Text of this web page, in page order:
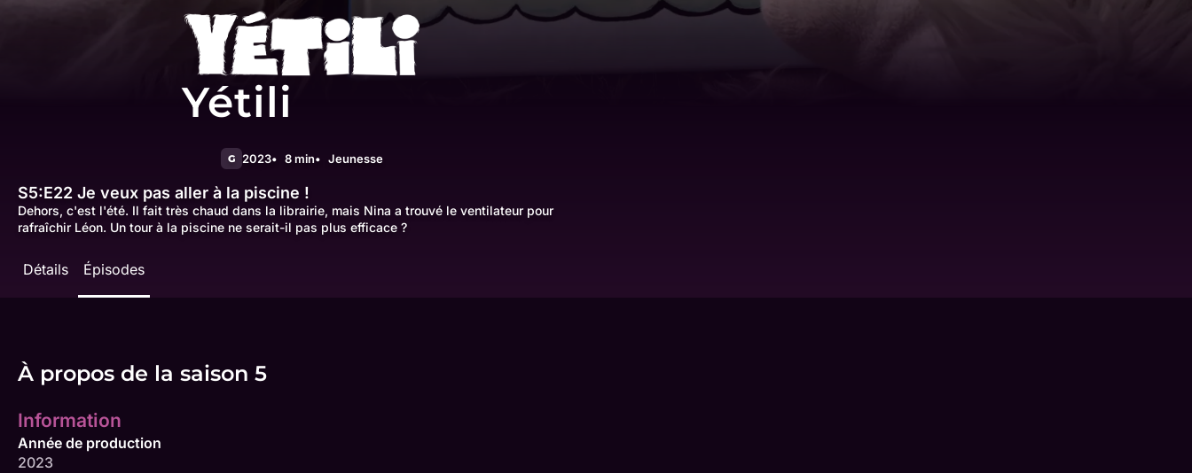
Yétili
G 2023 8 min Jeunesse
S5:E22 Je veux pas aller à la piscine !
Dehors, c'est l'été. Il fait très chaud dans la librairie, mais Nina a trouvé le ventilateur pour
rafraîchir Léon. Un tour à la piscine ne serait-il pas plus efficace ?
Détails Épisodes
À propos de la saison 5
Information
Année de production
2023